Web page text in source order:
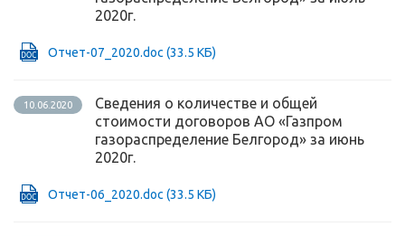
2020г.
Отчет-07_2020.doc (33.5 КБ)
10.06.2020
Сведения о количестве и общей
стоимости договоров АО «Газпром
газораспределение Белгород» за июнь
2020г.
Отчет-06_2020.doc (33.5 КБ)